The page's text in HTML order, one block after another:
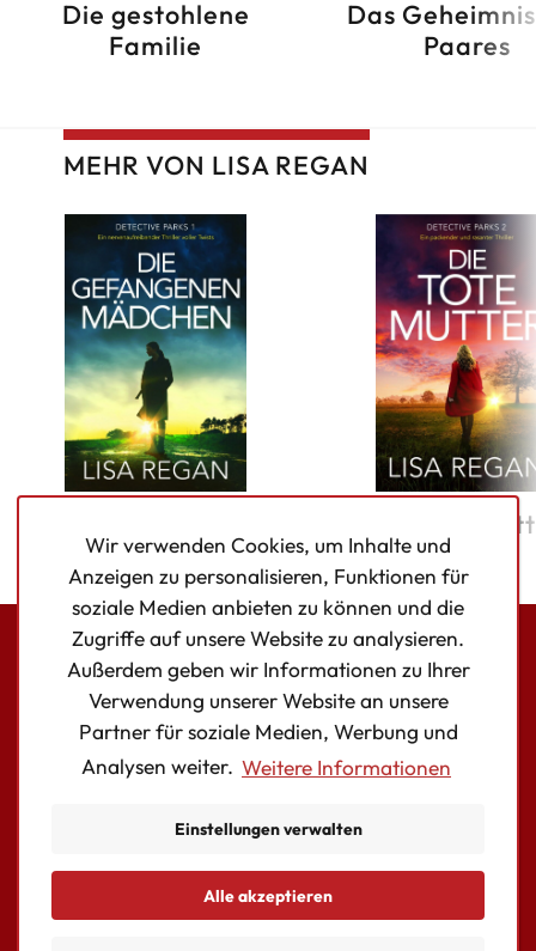
Die gestohlene
Familie
Das
Paares
MEHR VON LISA REGAN
Mädchen
Die tote
FacebookInstagram
Twitter
AUTOR:INNEN
Wir verwenden Cookies, um Inhalte und
Anzeigen zu personalisieren, Funktionen für
soziale Medien anbieten zu können und die
Zugriffe auf unsere Website zu analysieren.
Außerdem geben wir Informationen zu Ihrer
Verwendung unserer Website an unsere
Partner für soziale Medien, Werbung und
Analysen weiter. Weitere Informationen
Einstellungen verwalten
Essentielle Cookies
Alle akzeptieren